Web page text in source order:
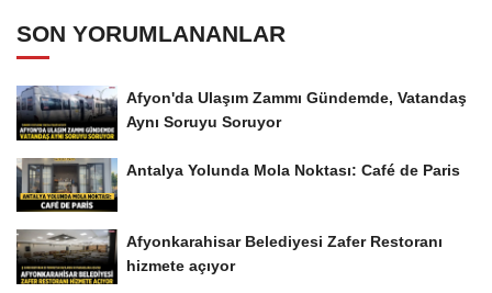
SON YORUMLANANLAR
Afyon'da Ulaşım Zammı Gündemde, Vatandaş
Aynı Soruyu Soruyor
Antalya Yolunda Mola Noktası: Café de Paris
Afyonkarahisar Belediyesi Zafer Restoranı
hizmete açıyor